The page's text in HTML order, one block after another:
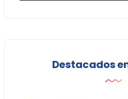
Destacados